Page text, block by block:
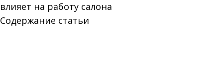
влияет на работу салона
Содержание статьи